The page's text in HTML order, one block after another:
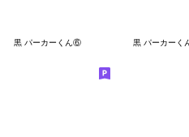
黒 パーカーくん⑥ 黒 パーカーく